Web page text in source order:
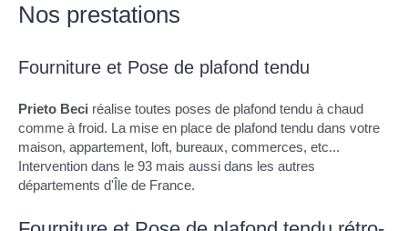
Nos prestations
Fourniture et Pose de plafond tendu
Prieto Beci réalise toutes poses de plafond tendu à chaud
comme à froid. La mise en place de plafond tendu dans votre
maison, appartement, loft, bureaux, commerces, etc...
Intervention dans le 93 mais aussi dans les autres
départements d'Île de France.